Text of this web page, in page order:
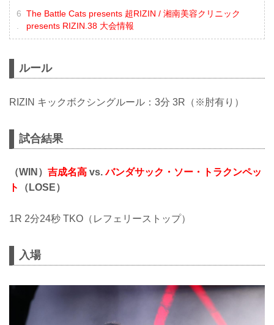
The Battle Cats presents 超RIZIN / 湘南美容クリニック
presents RIZIN.38 大会情報
ルール
RIZIN キックボクシングルール：3分 3R（※肘有り）
試合結果
（WIN） 吉成名高 vs.バンダサック・ソー・トラクンペッ
ト
（LOSE）
1R 2分24秒 TKO（レフェリーストップ）
入場